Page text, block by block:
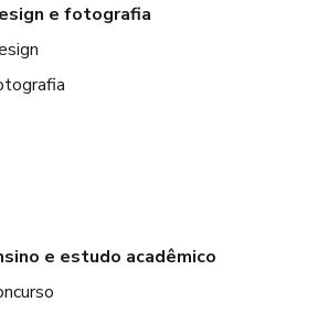
e fotografia
e estudo acadêmico